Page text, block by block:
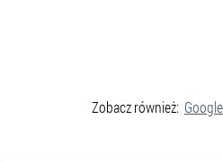
Zobacz również: